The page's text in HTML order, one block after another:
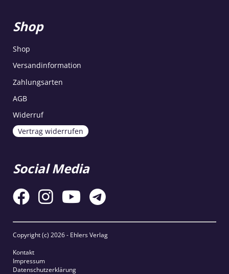
Shop
Shop
Versandinformation
Zahlungsarten
AGB
Widerruf
Vertrag widerrufen
Social Media
Copyright (c) 2026 - Ehlers Verlag
Kontakt
Impressum
Datenschutzerklärung